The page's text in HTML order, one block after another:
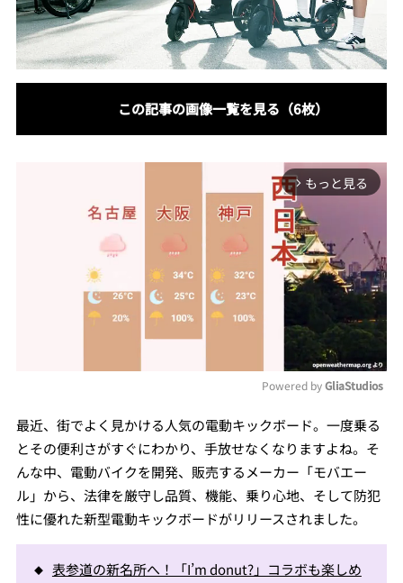
この記事の画像一覧を見る（6枚）
arrow_forward_ios もっと見る
Mute
Powered by GliaStudios
最近、街でよく見かける人気の電動キックボード。一度乗る
とその便利さがすぐにわかり、手放せなくなりますよね。そ
んな中、電動バイクを開発、販売するメーカー「モバエー
ル」から、法律を厳守し品質、機能、乗り心地、そして防犯
性に優れた新型電動キックボードがリリースされました。
表参道の新名所へ！「I’m donut?」コラボも楽しめ